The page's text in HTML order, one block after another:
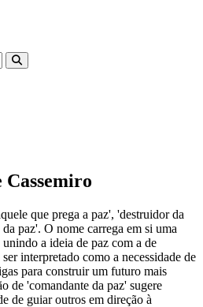
Cassemiro
que prega a paz', 'destruidor da
paz'. O nome carrega em si uma
a ideia de paz com a de
interpretado como a necessidade de
para construir um futuro mais
de 'comandante da paz' sugere
de guiar outros em direção à